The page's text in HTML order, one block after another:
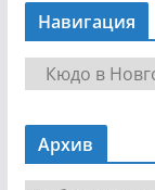
Навигация
а
в
г
Архив